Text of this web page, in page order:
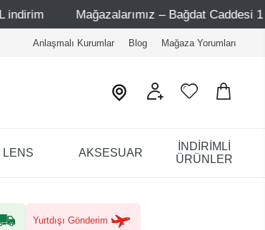
– Bağdat Caddesi 1 - Bağdat
Anlaşmalı Kurumlar Blog Mağaza Yorumları
LENS AKSESUAR
İNDİRİMLİ
ÜRÜNLER
Yurtdışı Gönderim